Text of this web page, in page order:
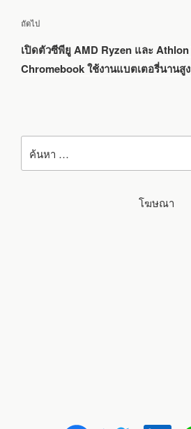
เรื่อง
ถัด
ถัดไป
เปิดตัวซีพียู AMD Ryzen และ Athlon
Chromebook ใช้งานแบตเตอรี่นานสู
ค้นหา:
โฆษณา